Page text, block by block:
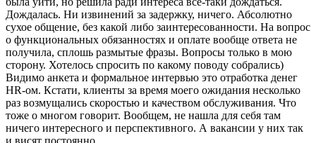
Дождалась. Ни извинений за задержку, ничего. Абсолютно
сухое общение, без какой либо заинтересованности. На вопрос
о функциональных обязанностях и оплате вообще ответа не
получила, сплошь размытые фразы. Вопросы только в мою
сторону. Хотелось спросить по какому поводу собрались)
Видимо анкета и формальное интервью это отработка денег
HR-ом. Кстати, клиенты за время моего ожидания несколько
раз возмущались скоростью и качеством обслуживания. Что
тоже о многом говорит. Вообщем, не нашла для себя там
ничего интересного и перспективного. А вакансии у них так
и висят постоянно.